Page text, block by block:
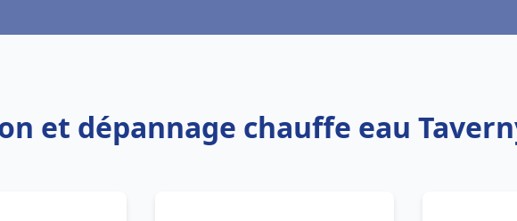
et dépannage chauffe eau